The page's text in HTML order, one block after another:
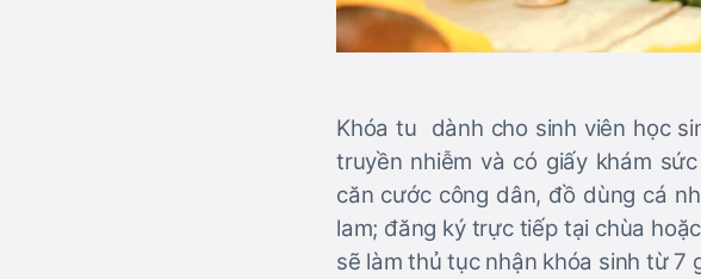
Khóa tu dành cho sinh viên học
truyền nhiễm và có giấy khám
căn cước công dân, đồ dùng cá
lam; đăng ký trực tiếp tại chùa
sẽ làm thủ tục nhận khóa sinh từ 7